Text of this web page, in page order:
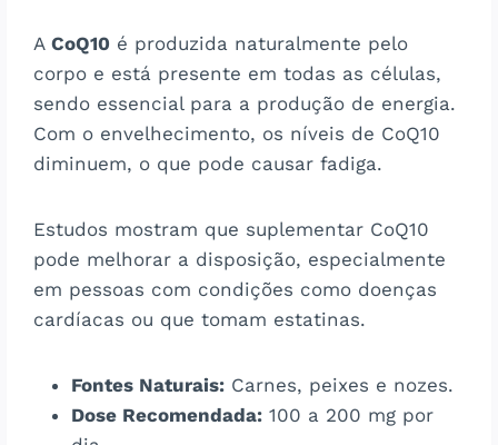
ACoQ10 é produzida naturalmente pelo
corpo e está presente em todas as células,
sendo essencial para a produção de energia.
Com o envelhecimento, os níveis de CoQ10
diminuem, o que pode causar fadiga.
Estudos mostram que suplementar CoQ10
pode melhorar a disposição, especialmente
em pessoas com condições como doenças
cardíacas ou que tomam estatinas​​.
Fontes Naturais: Carnes, peixes e nozes.
Dose Recomendada: 100 a 200 mg por